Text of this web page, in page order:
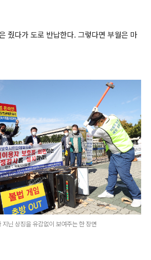
줬다가 도로 반납한다. 그렇다면 부월은 마
지닌 상징을 유감없이 보여주는 한 장면